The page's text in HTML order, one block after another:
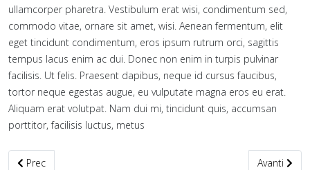
ullamcorper pharetra. Vestibulum erat wisi, condimentum sed,
commodo vitae, ornare sit amet, wisi. Aenean fermentum, elit
eget tincidunt condimentum, eros ipsum rutrum orci, sagittis
tempus lacus enim ac dui. Donec non enim in turpis pulvinar
facilisis. Ut felis. Praesent dapibus, neque id cursus faucibus,
tortor neque egestas augue, eu vulputate magna eros eu erat.
Aliquam erat volutpat. Nam dui mi, tincidunt quis, accumsan
porttitor, facilisis luctus, metus
Articolo precedente: 5 Effective Email Unsubscribe Pages
Prec Articolo
Avanti